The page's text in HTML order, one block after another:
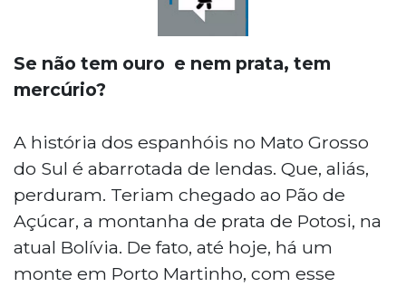
Se não tem ouro e nem prata, tem
mercúrio?
A história dos espanhóis no Mato Grosso
do Sul é abarrotada de lendas. Que, aliás,
perduram. Teriam chegado ao Pão de
Açúcar, a montanha de prata de Potosi, na
atual Bolívia. De fato, até hoje, há um
monte em Porto Martinho, com esse